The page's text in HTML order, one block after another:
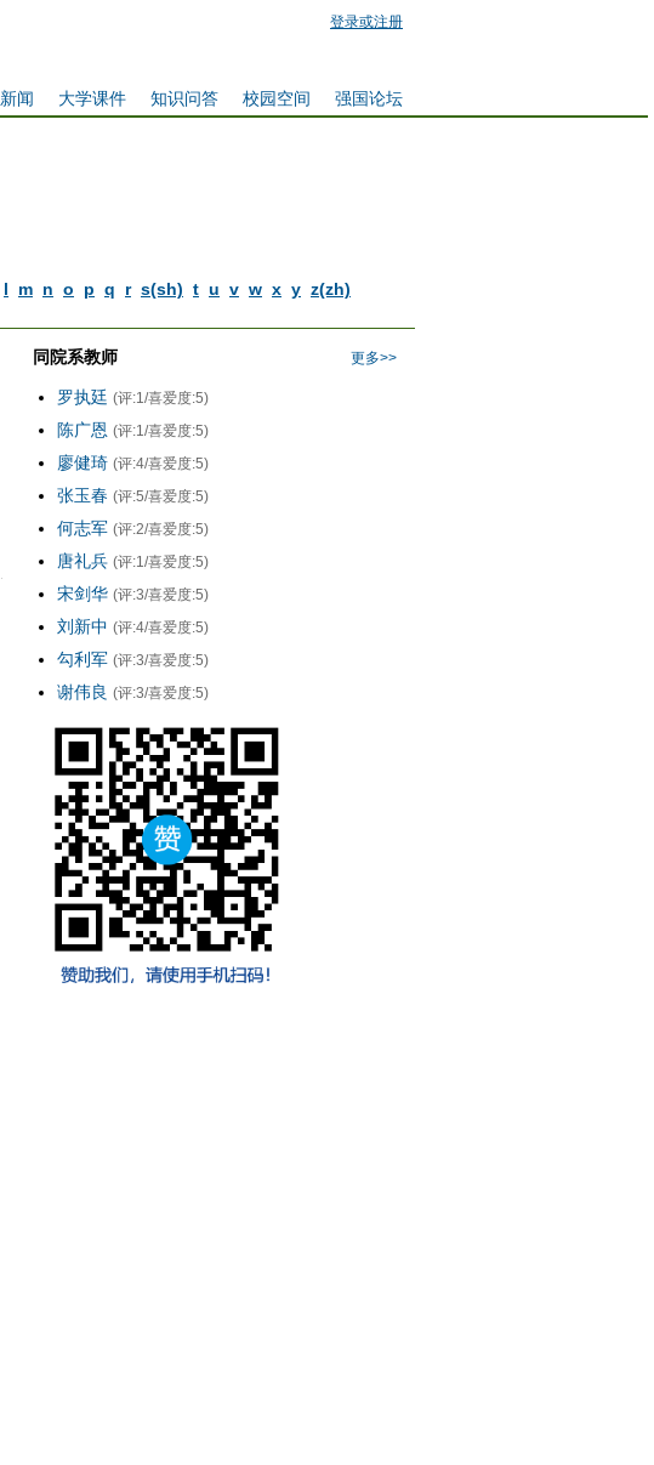
登录或注册
强国论坛
校园空间
知识问答
大学课件
新闻
l m n o p q r s(sh) t u v w x y z(zh)
更多>>
同院系教师
罗执廷 (评:1/喜爱度:5)
陈广恩 (评:1/喜爱度:5)
廖健琦 (评:4/喜爱度:5)
张玉春 (评:5/喜爱度:5)
何志军 (评:2/喜爱度:5)
唐礼兵 (评:1/喜爱度:5)
宋剑华 (评:3/喜爱度:5)
刘新中 (评:4/喜爱度:5)
勾利军 (评:3/喜爱度:5)
谢伟良 (评:3/喜爱度:5)